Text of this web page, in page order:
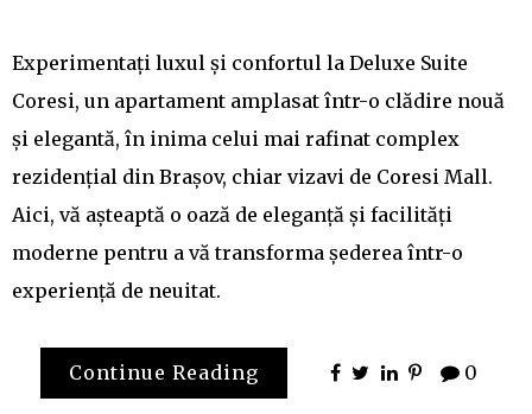
Experimentați luxul și confortul la Deluxe Suite
Coresi, un apartament amplasat într-o clădire nouă
și elegantă, în inima celui mai rafinat complex
rezidențial din Brașov, chiar vizavi de Coresi Mall.
Aici, vă așteaptă o oază de eleganță și facilități
moderne pentru a vă transforma șederea într-o
experiență de neuitat.
Continue Reading 0